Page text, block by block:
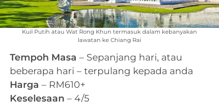
Kuil Putih atau Wat Rong Khun termasuk dalam kebanyakan
lawatan ke Chiang Rai
Tempoh Masa – Sepanjang hari, atau
beberapa hari – terpulang kepada anda
Harga – RM610+
Keselesaan – 4/5